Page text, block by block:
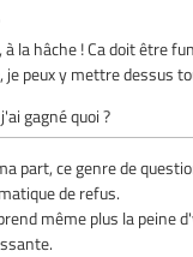
à la hâche ! Ca doit être fun
je peux y mettre dessus
gagné quoi ?
part, ce genre de
de refus.
même plus la peine